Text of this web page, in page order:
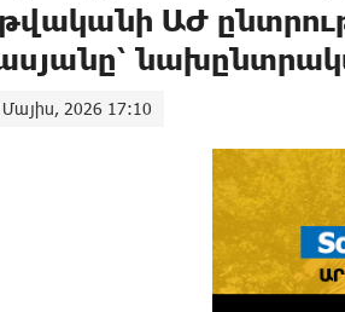
ԱԺ
Մայիս, 2026 17:10